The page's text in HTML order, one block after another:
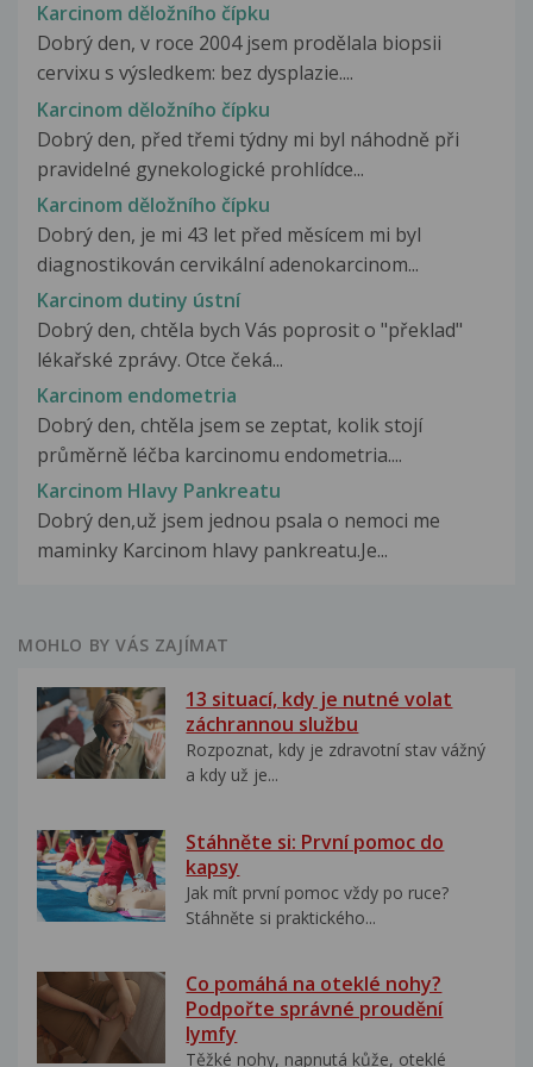
Karcinom děložního čípku
Dobrý den, v roce 2004 jsem prodělala biopsii
cervixu s výsledkem: bez dysplazie....
Karcinom děložního čípku
Dobrý den, před třemi týdny mi byl náhodně při
pravidelné gynekologické prohlídce...
Karcinom děložního čípku
Dobrý den, je mi 43 let před měsícem mi byl
diagnostikován cervikální adenokarcinom...
Karcinom dutiny ústní
Dobrý den, chtěla bych Vás poprosit o "překlad"
lékařské zprávy. Otce čeká...
Karcinom endometria
Dobrý den, chtěla jsem se zeptat, kolik stojí
průměrně léčba karcinomu endometria....
Karcinom Hlavy Pankreatu
Dobrý den,už jsem jednou psala o nemoci me
maminky Karcinom hlavy pankreatu.Je...
MOHLO BY VÁS ZAJÍMAT
13 situací, kdy je nutné volat
záchrannou službu
Rozpoznat, kdy je zdravotní stav vážný
a kdy už je...
Stáhněte si: První pomoc do
kapsy
Jak mít první pomoc vždy po ruce?
Stáhněte si praktického...
Co pomáhá na oteklé nohy?
Podpořte správné proudění
lymfy
Těžké nohy, napnutá kůže, oteklé